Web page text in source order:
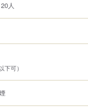
人
下可）